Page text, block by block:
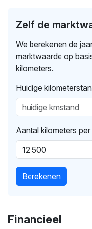
Zelf de
We berekenen de
marktwaarde op
kilometers.
Huidige
Aantal kilometers per
Berekenen
Financieel